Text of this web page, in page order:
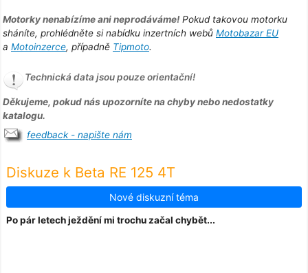
Motorky nenabízíme ani neprodáváme!Pokud takovou motorku
sháníte, prohlédněte si nabídku inzertních webů Motobazar EU
a Motoinzerce, případně Tipmoto.
Technická data jsou pouze orientační!
Děkujeme, pokud nás upozorníte na chyby nebo nedostatky
katalogu.
feedback - napište nám
Diskuze k Beta RE 125 4T
Nové diskuzní téma
Po pár letech ježdění mi trochu začal chybět...